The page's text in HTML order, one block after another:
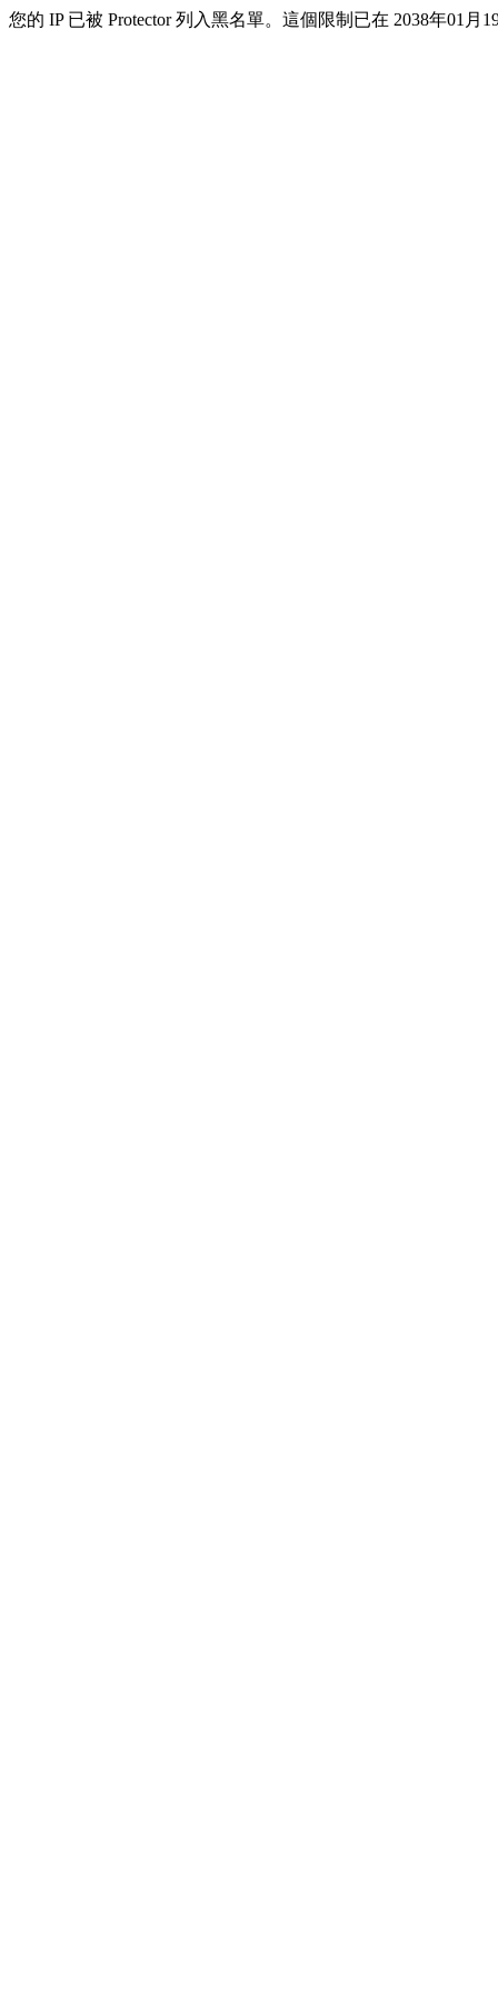
您的 IP 已被 Protector 列入黑名單。這個限制已在 2038年01月